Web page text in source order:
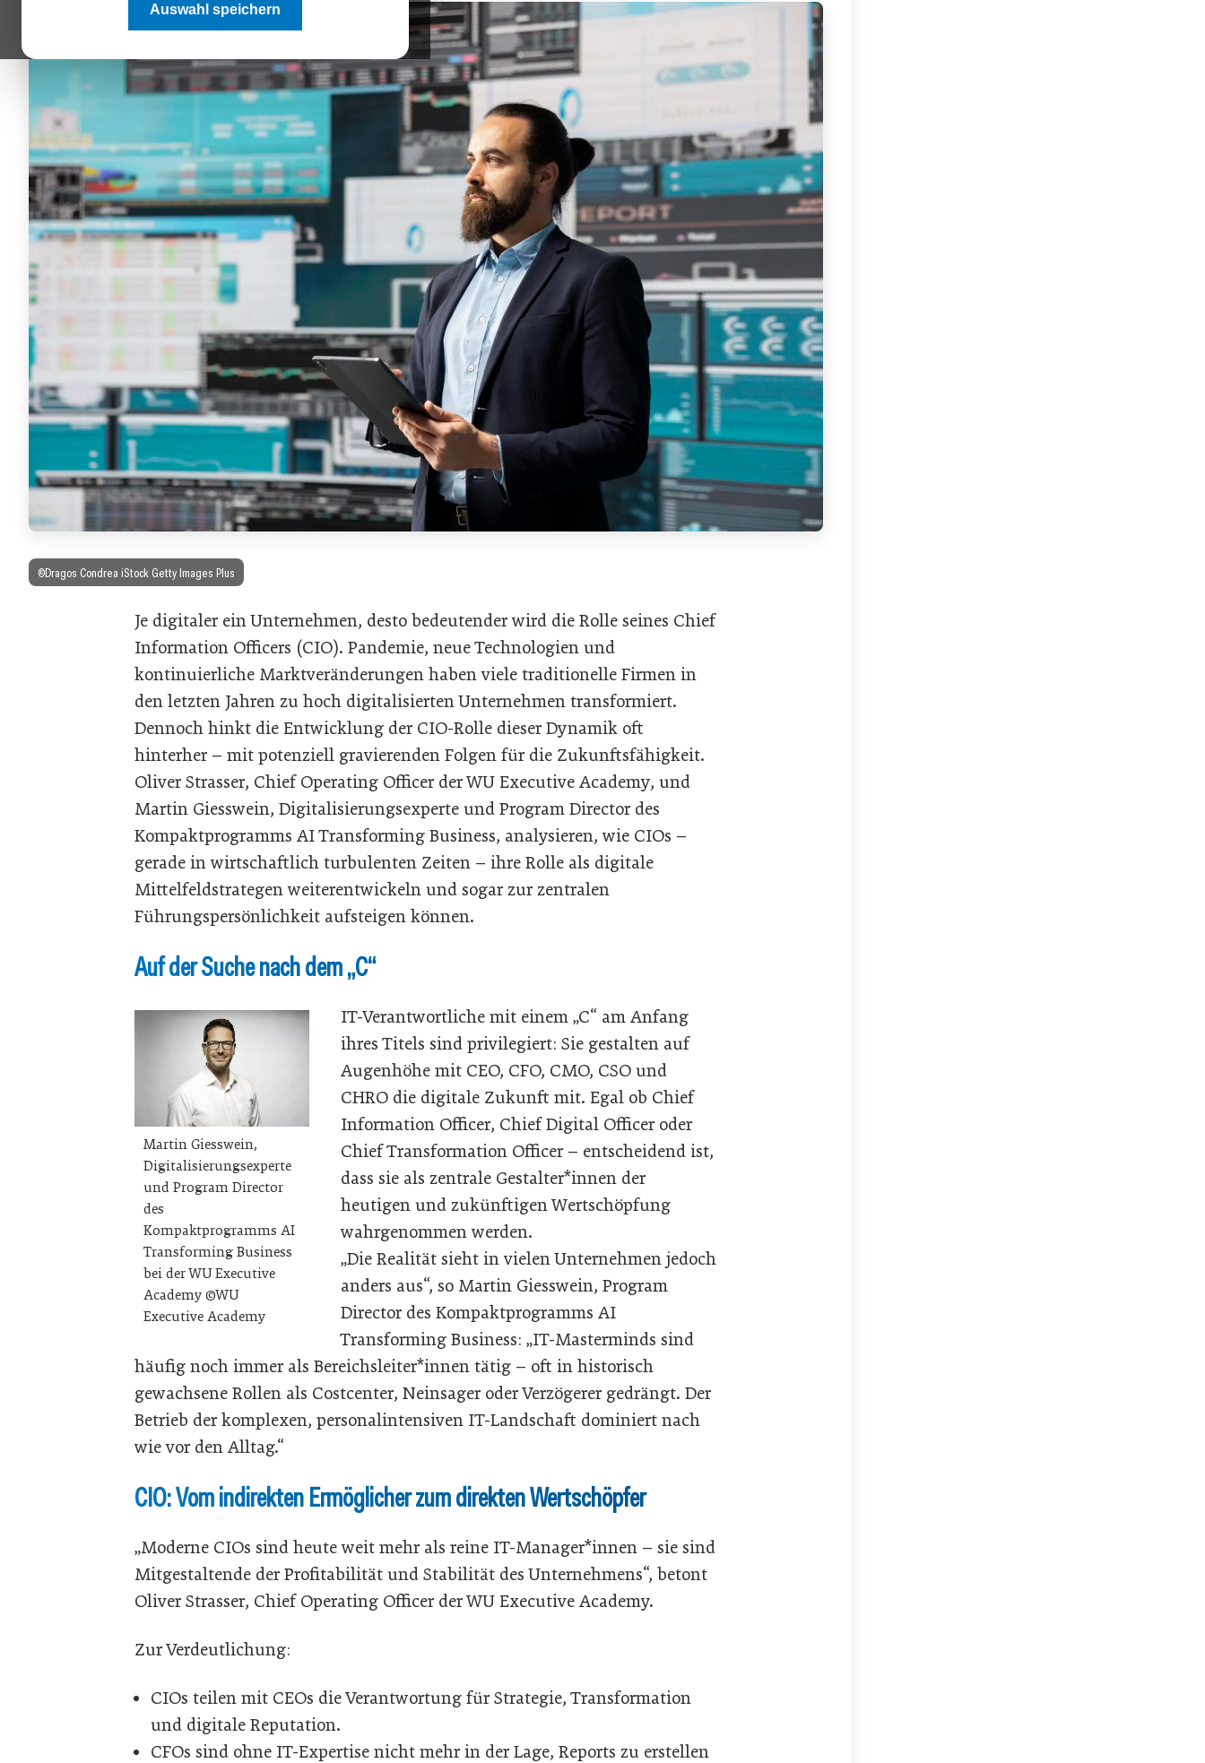
Auswahl speichern
©Dragos Condrea iStock Getty Images Plus
Je digitaler ein Unternehmen, desto bedeutender wird die Rolle seines Chief
Information Officers (CIO). Pandemie, neue Technologien und
kontinuierliche Marktveränderungen haben viele traditionelle Firmen in
den letzten Jahren zu hoch digitalisierten Unternehmen transformiert.
Dennoch hinkt die Entwicklung der CIO-Rolle dieser Dynamik oft
hinterher – mit potenziell gravierenden Folgen für die Zukunftsfähigkeit.
Oliver Strasser, Chief Operating Officer der WU Executive Academy, und
Martin Giesswein, Digitalisierungsexperte und Program Director des
Kompaktprogramms AI Transforming Business, analysieren, wie CIOs –
gerade in wirtschaftlich turbulenten Zeiten – ihre Rolle als digitale
Mittelfeldstrategen weiterentwickeln und sogar zur zentralen
Führungspersönlichkeit aufsteigen können.
Auf der Suche nach dem „C“
Martin Giesswein,
Digitalisierungsexperte
und Program Director
des
Kompaktprogramms AI
Transforming Business
bei der WU Executive
Academy ©WU
Executive Academy
IT-Verantwortliche mit einem „C“ am Anfang
ihres Titels sind privilegiert: Sie gestalten auf
Augenhöhe mit CEO, CFO, CMO, CSO und
CHRO die digitale Zukunft mit. Egal ob Chief
Information Officer, Chief Digital Officer oder
Chief Transformation Officer – entscheidend ist,
dass sie als zentrale Gestalter*innen der
heutigen und zukünftigen Wertschöpfung
wahrgenommen werden.
„Die Realität sieht in vielen Unternehmen jedoch
anders aus“, so Martin Giesswein, Program
Director des Kompaktprogramms AI
Transforming Business: „IT-Masterminds sind
häufig noch immer als Bereichsleiter*innen tätig – oft in historisch
gewachsene Rollen als Costcenter, Neinsager oder Verzögerer gedrängt. Der
Betrieb der komplexen, personalintensiven IT-Landschaft dominiert nach
wie vor den Alltag.“
CIO: Vom indirekten Ermöglicher zum direkten Wertschöpfer
„Moderne CIOs sind heute weit mehr als reine IT-Manager*innen – sie sind
Mitgestaltende der Profitabilität und Stabilität des Unternehmens“, betont
Oliver Strasser, Chief Operating Officer der WU Executive Academy.
Zur Verdeutlichung:
CIOs teilen mit CEOs die Verantwortung für Strategie, Transformation
und digitale Reputation.
CFOs sind ohne IT-Expertise nicht mehr in der Lage, Reports zu erstellen